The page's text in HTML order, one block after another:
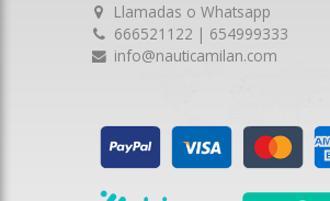
Llamadas o Whatsapp
666521122 | 654999333
info@nauticamilan.com